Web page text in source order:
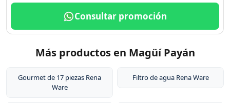
Consultar promoción
Más productos en Magüí Payán
Gourmet de 17 piezas Rena
Ware
Filtro de agua Rena Ware